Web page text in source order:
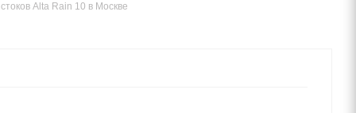
Alta Rain 10 в Москве